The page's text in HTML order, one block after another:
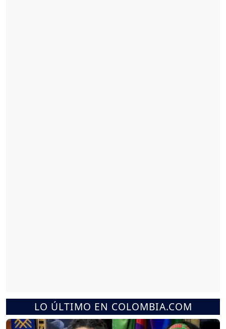
LO ÚLTIMO EN COLOMBIA.COM